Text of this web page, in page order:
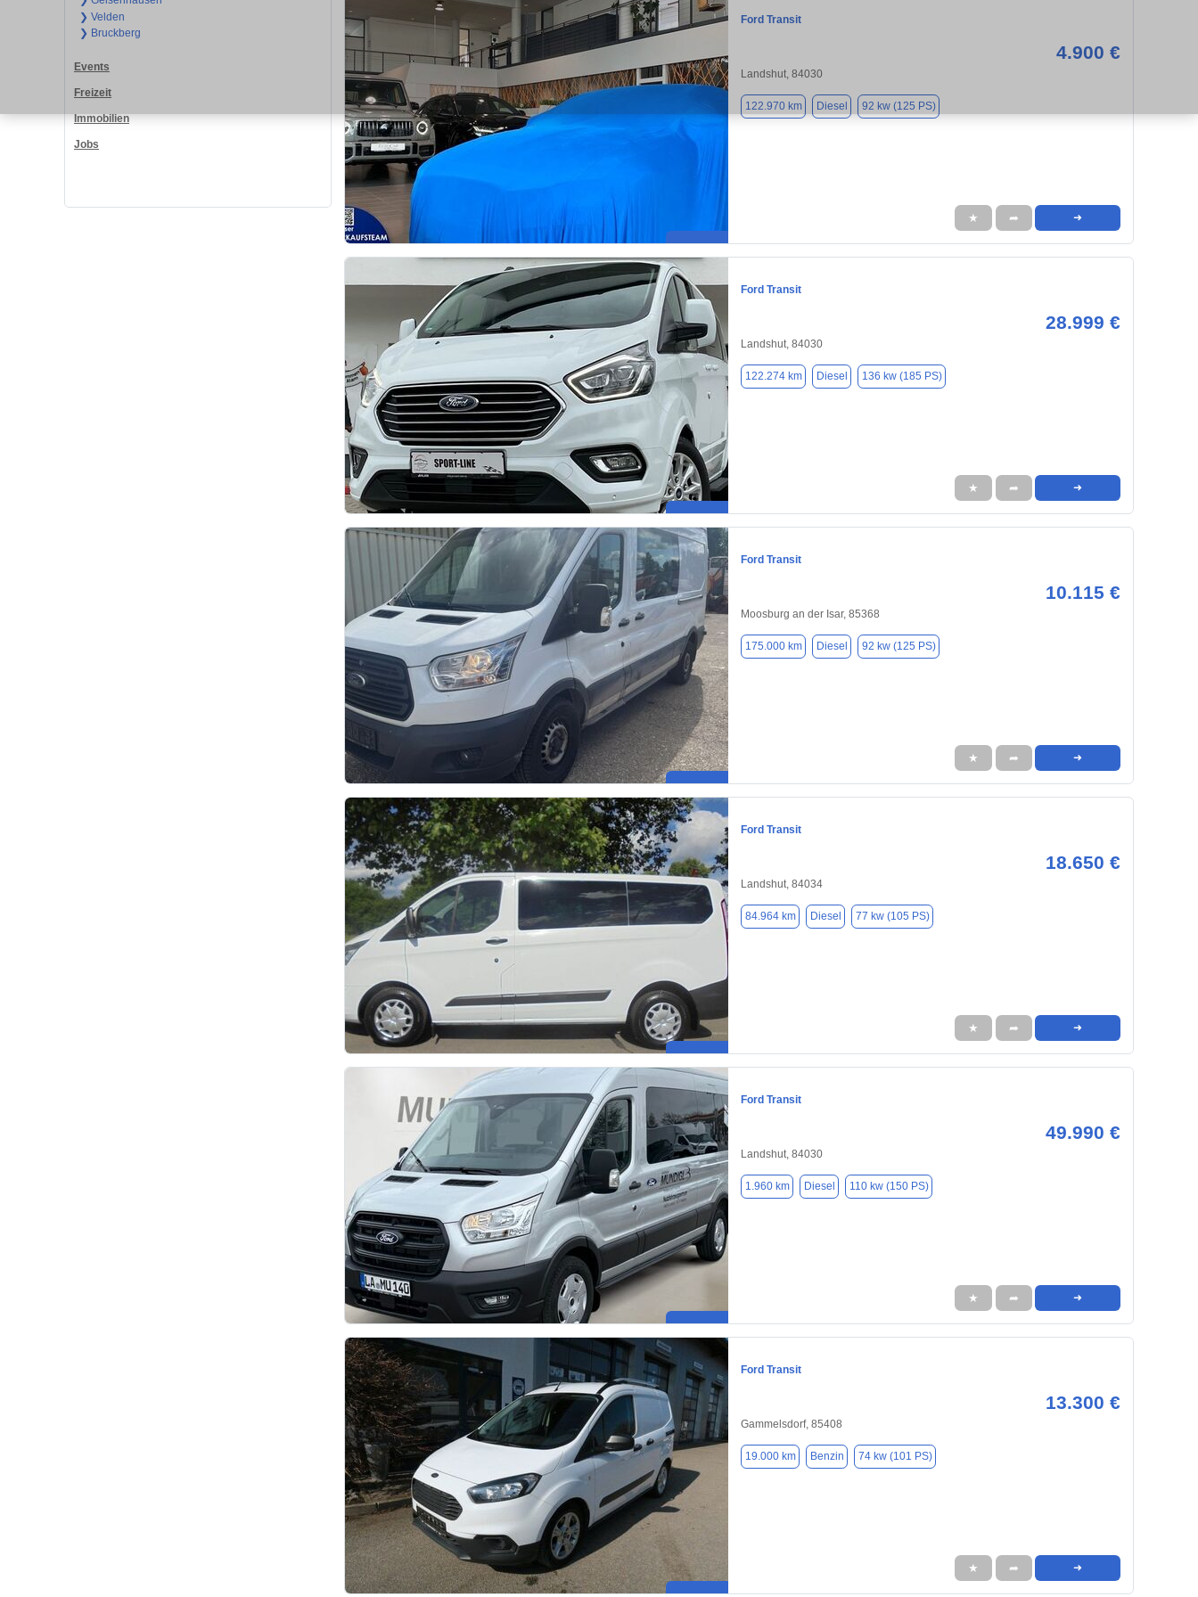
❯ Velden
❯ Bruckberg
Events
Freizeit
Immobilien
Jobs
Ford Transit
4.900 €
Landshut, 84030
122.970 km Diesel 92 kw (125 PS)
★ ➦ ➜
Ford Transit
28.999 €
Landshut, 84030
122.274 km Diesel 136 kw (185 PS)
★ ➦ ➜
Ford Transit
10.115 €
Moosburg an der Isar, 85368
175.000 km Diesel 92 kw (125 PS)
★ ➦ ➜
Ford Transit
18.650 €
Landshut, 84034
84.964 km Diesel 77 kw (105 PS)
★ ➦ ➜
Ford Transit
49.990 €
Landshut, 84030
1.960 km Diesel 110 kw (150 PS)
★ ➦ ➜
Ford Transit
13.300 €
Gammelsdorf, 85408
19.000 km Benzin 74 kw (101 PS)
★ ➦ ➜